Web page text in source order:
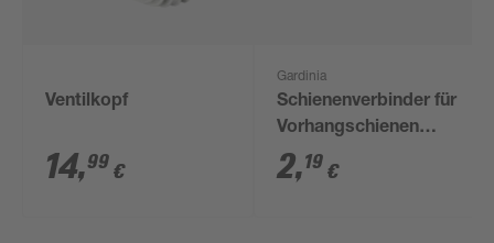
Ventilkopf
14,99 €
Gardinia
Schienenverbinder für
Vorhangschienen
weiß
2,19 €